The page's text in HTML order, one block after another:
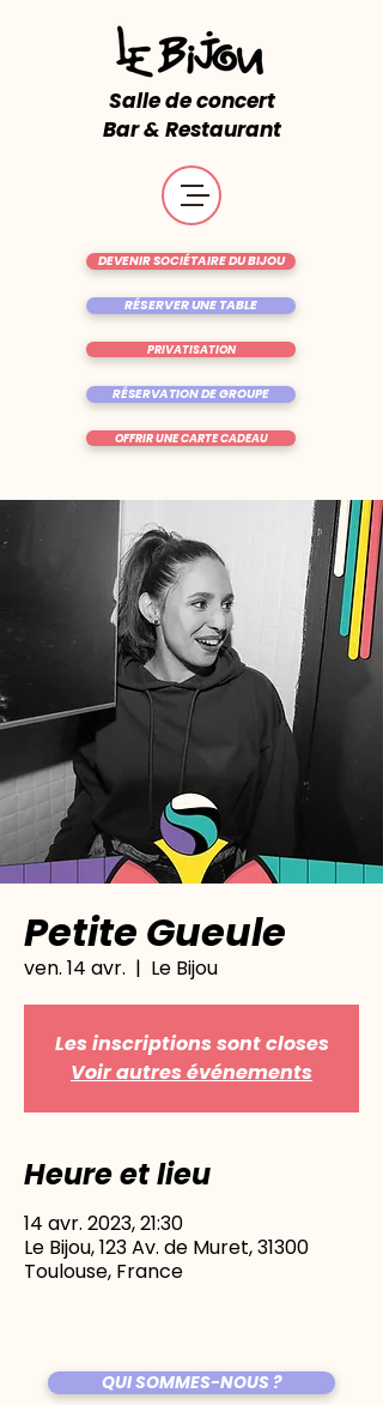
Salle de concert
Bar & Restaurant
RÉSERVER UNE TABLE
OFFRIR UNE CARTE CADEAU
DEVENIR SOCIÉTAIRE DU BIJOU
RÉSERVATION DE GROUPE
PRIVATISATION
Petite Gueule
ven. 14 avr.
  |
Le Bijou
Les inscriptions sont closes
Voir autres événements
Heure et lieu
14 avr. 2023, 21:30
Le Bijou, 123 Av. de Muret, 31300
Toulouse, France
QUI SOMMES-NOUS ?